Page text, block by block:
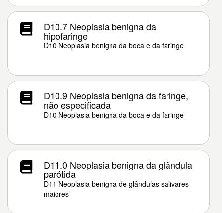
D10.7 Neoplasia benigna da
hipofaringe
D10 Neoplasia benigna da boca e da faringe
D10.9 Neoplasia benigna da faringe,
não especificada
D10 Neoplasia benigna da boca e da faringe
D11.0 Neoplasia benigna da glândula
parótida
D11 Neoplasia benigna de glândulas salivares
maiores